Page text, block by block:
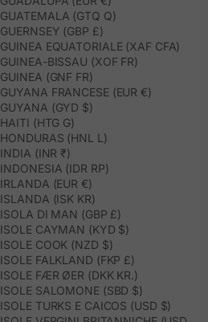
GUATEMALA (GTQ Q)
GUERNSEY (GBP £)
GUINEA EQUATORIALE (XAF CFA)
GUINEA-BISSAU (XOF FR)
GUINEA (GNF FR)
GUYANA FRANCESE (EUR €)
GUYANA (GYD $)
HAITI (HTG G)
HONDURAS (HNL L)
INDIA (INR ₹)
INDONESIA (IDR RP)
IRLANDA (EUR €)
ISLANDA (ISK KR)
ISOLA DI MAN (GBP £)
ISOLE CAYMAN (KYD $)
ISOLE COOK (NZD $)
ISOLE FALKLAND (FKP £)
ISOLE FÆR ØER (DKK KR.)
ISOLE SALOMONE (SBD $)
ISOLE TURKS E CAICOS (USD $)